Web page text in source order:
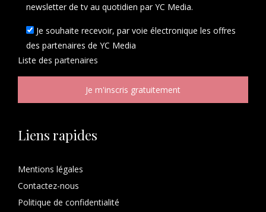
newsletter de tv au quotidien par YC Media.
Je souhaite recevoir, par voie électronique les offres
des partenaires de YC Media
Liste des partenaires
Liens rapides
Mentions légales
Contactez-nous
Politique de confidentialité